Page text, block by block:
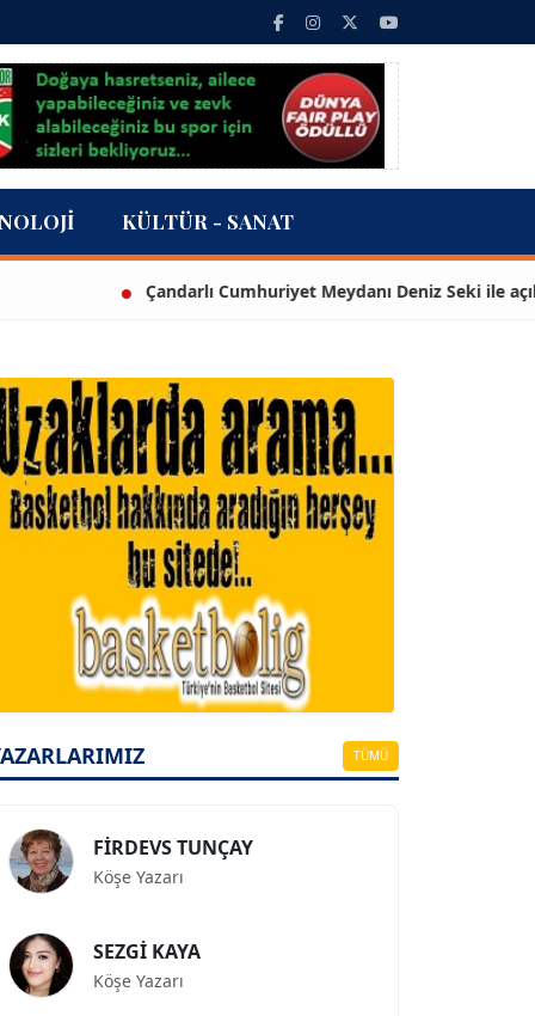
KÜLTÜR - SANAT
Çandarlı Cumhuriyet Meydanı Deniz Seki ile açıldı
TÜMÜ
A. BAHRİ VRESKALA
Köşe Yazarı
ESAT ERÇETİNGÖZ
Köşe Yazarı
Köşe Yazarı
Köşe Yazarı